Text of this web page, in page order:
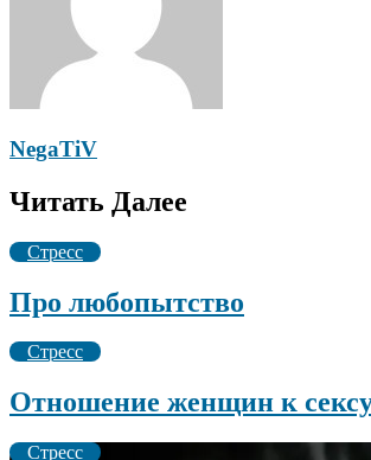
NegaTiV
Читать Далее
Стресс
Про любопытство
Стресс
Отношение женщин к
Стресс